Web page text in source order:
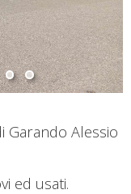
Garando Alessio
ed usati.